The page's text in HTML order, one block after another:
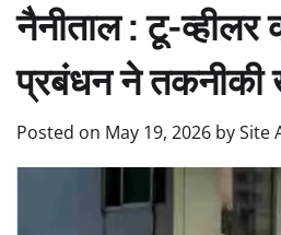
नैनीताल : टू-
प्रबंधन ने तकनीकी
Posted on May 19, 2026 bySite